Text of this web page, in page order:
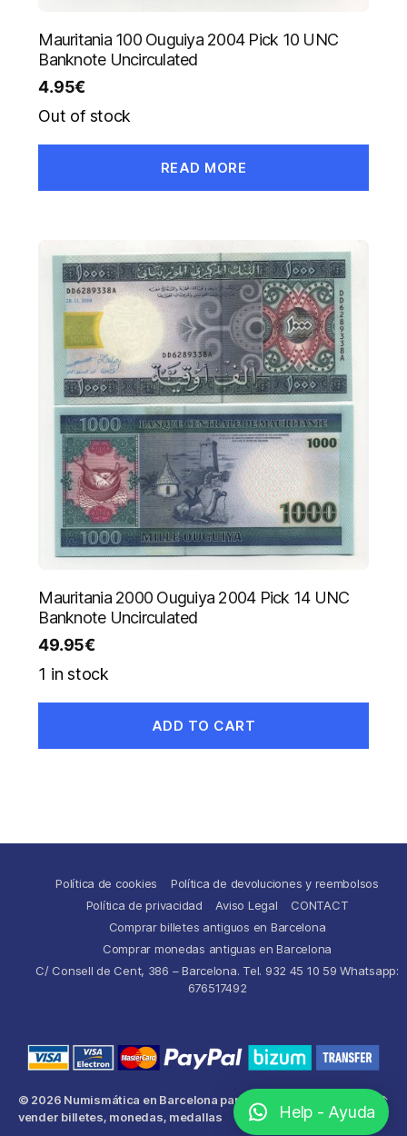
Mauritania 100 Ouguiya 2004 Pick 10 UNC
Banknote Uncirculated
4.95€
Out of stock
READ MORE
Mauritania 2000 Ouguiya 2004 Pick 14 UNC
Banknote Uncirculated
49.95€
1 in stock
ADD TO CART
Política de cookies
Política de devoluciones y reembolsos
Política de privacidad
Aviso Legal
CONTACT
Comprar billetes antiguos en Barcelona
Comprar monedas antiguas en Barcelona
C/ Consell de Cent, 386 – Barcelona. Tel. 932 45 10 59 Whatsapp:
676517492
© 2026 Numismática en Barcelona para comprar y
vender billetes, monedas, medallas
↑
Help - Ayuda